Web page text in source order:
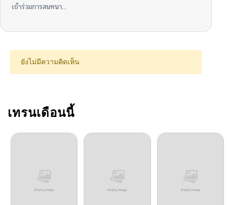
เข้าร่วมการสนทนา...
ยังไม่มีความคิดเห็น
เทรนเดือนนี้